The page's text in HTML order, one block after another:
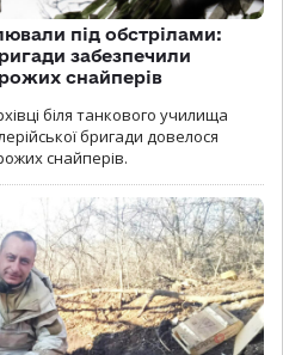
під обстрілами:
забезпечили
снайперів
біля танкового училища
бригади довелося
снайперів.